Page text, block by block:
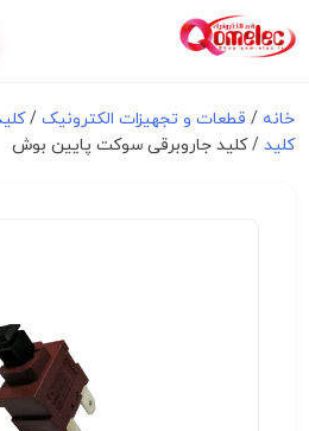
خانه / قطعات و تجهیزات الکترونیک/
کلید / کلید جاروبرقی سوکت پایین بوش